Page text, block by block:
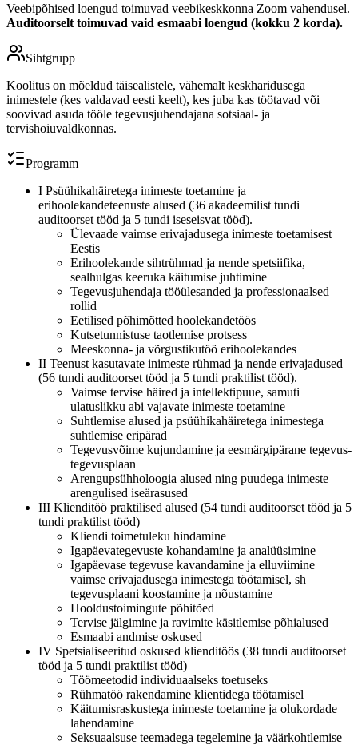
Veebipõhised loengud toimuvad veebikeskkonna Zoom vahendusel.
Auditoorselt toimuvad vaid esmaabi loengud (kokku 2 korda).
Sihtgrupp
Koolitus on mõeldud täisealistele, vähemalt keskharidusega
inimestele (kes valdavad eesti keelt), kes juba kas töötavad või
soovivad asuda tööle tegevusjuhendajana sotsiaal- ja
tervishoiuvaldkonnas.
Programm
I Psüühikahäiretega inimeste toetamine ja
erihoolekandeteenuste alused (36 akadeemilist tundi
auditoorset tööd ja 5 tundi iseseisvat tööd).
Ülevaade vaimse erivajadusega inimeste toetamisest
Eestis
Erihoolekande sihtrühmad ja nende spetsiifika,
sealhulgas keeruka käitumise juhtimine
Tegevusjuhendaja tööülesanded ja professionaalsed
rollid
Eetilised põhimõtted hoolekandetöös
Kutsetunnistuse taotlemise protsess
Meeskonna- ja võrgustikutöö erihoolekandes
II Teenust kasutavate inimeste rühmad ja nende erivajadused
(56 tundi auditoorset tööd ja 5 tundi praktilist tööd).
Vaimse tervise häired ja intellektipuue, samuti
ulatuslikku abi vajavate inimeste toetamine
Suhtlemise alused ja psüühikahäiretega inimestega
suhtlemise eripärad
Tegevusvõime kujundamine ja eesmärgipärane tegevus-
tegevusplaan
Arengupsühholoogia alused ning puudega inimeste
arengulised iseärasused
III Klienditöö praktilised alused (54 tundi auditoorset tööd ja 5
tundi praktilist tööd)
Kliendi toimetuleku hindamine
Igapäevategevuste kohandamine ja analüüsimine
Igapäevase tegevuse kavandamine ja elluviimine
vaimse erivajadusega inimestega töötamisel, sh
tegevusplaani koostamine ja nõustamine
Hooldustoimingute põhitõed
Tervise jälgimine ja ravimite käsitlemise põhialused
Esmaabi andmise oskused
IV Spetsialiseeritud oskused klienditöös (38 tundi auditoorset
tööd ja 5 tundi praktilist tööd)
Töömeetodid individuaalseks toetuseks
Rühmatöö rakendamine klientidega töötamisel
Käitumisraskustega inimeste toetamine ja olukordade
lahendamine
Seksuaalsuse teemadega tegelemine ja väärkohtlemise